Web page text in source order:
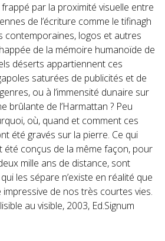
par la proximité visuelle entre
de l’écriture comme le tifinagh
contemporaines, logos et autres
de la mémoire humanoïde de
déserts appartiennent ces
saturées de publicités et de
ou à l’immensité dunaire sur
brûlante de l’Harmattan ? Peu
où, quand et comment ces
été gravés sur la pierre. Ce qui
été conçus de la même façon, pour
mille ans de distance, sont
les sépare n’existe en réalité que
de nos très courtes vies.
au visible, 2003, Ed.Signum